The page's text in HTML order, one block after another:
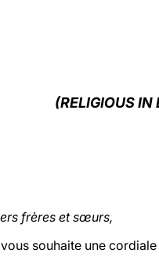
(RELIGIOUS
frères et sœurs,
souhaite une